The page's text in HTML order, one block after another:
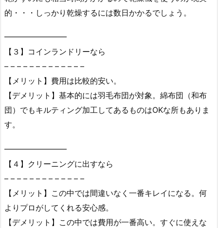
的・・・しっかり乾燥するには数日かかるでしょう。
━━━━━━━━
【３】コインランドリーなら
– – – – – – – – – – – – –
【メリット】費用は比較的安い。
【デメリット】基本的には羽毛布団が対象。綿布団（和布
団）でもキルティング加工してあるものはOKな所もありま
す。
━━━━━━━━
【４】クリーニングに出すなら
– – – – – – – – – – – – –
【メリット】この中では間違いなく一番キレイになる。何
よりプロがしてくれる安心感。
【デメリット】この中では費用が一番高い。すぐに使えな